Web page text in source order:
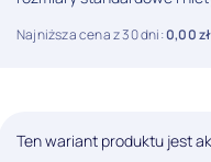
Najniższa cena z 30 dni:0,00zł
Ten wariant produktu jest